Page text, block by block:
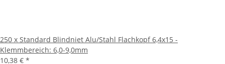
250 x Standard Blindniet Alu/Stahl Flachkopf 6,4x15 -
Klemmbereich: 6,0-9,0mm
10,38 € *